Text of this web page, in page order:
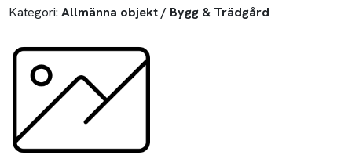
Kategori: Allmänna objekt / Bygg & Trädgård